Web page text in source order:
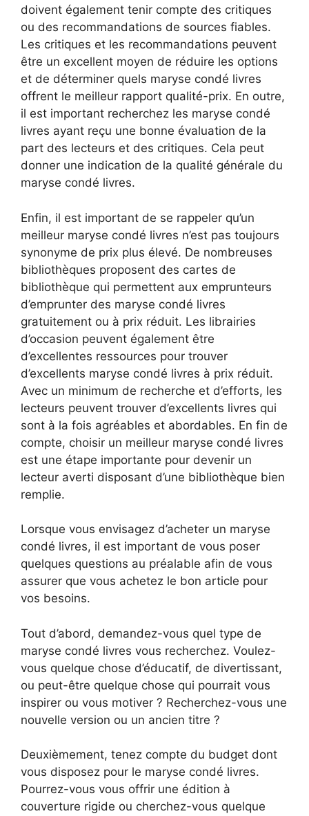
doivent également tenir compte des critiques
ou des recommandations de sources fiables.
Les critiques et les recommandations peuvent
être un excellent moyen de réduire les options
et de déterminer quels maryse condé livres
offrent le meilleur rapport qualité-prix. En outre,
il est important recherchez les maryse condé
livres ayant reçu une bonne évaluation de la
part des lecteurs et des critiques. Cela peut
donner une indication de la qualité générale du
maryse condé livres.
Enfin, il est important de se rappeler qu’un
meilleur maryse condé livres n’est pas toujours
synonyme de prix plus élevé. De nombreuses
bibliothèques proposent des cartes de
bibliothèque qui permettent aux emprunteurs
d’emprunter des maryse condé livres
gratuitement ou à prix réduit. Les librairies
d’occasion peuvent également être
d’excellentes ressources pour trouver
d’excellents maryse condé livres à prix réduit.
Avec un minimum de recherche et d’efforts, les
lecteurs peuvent trouver d’excellents livres qui
sont à la fois agréables et abordables. En fin de
compte, choisir un meilleur maryse condé livres
est une étape importante pour devenir un
lecteur averti disposant d’une bibliothèque bien
remplie.
Lorsque vous envisagez d’acheter un maryse
condé livres, il est important de vous poser
quelques questions au préalable afin de vous
assurer que vous achetez le bon article pour
vos besoins.
Tout d’abord, demandez-vous quel type de
maryse condé livres vous recherchez. Voulez-
vous quelque chose d’éducatif, de divertissant,
ou peut-être quelque chose qui pourrait vous
inspirer ou vous motiver ? Recherchez-vous une
nouvelle version ou un ancien titre ?
Deuxièmement, tenez compte du budget dont
vous disposez pour le maryse condé livres.
Pourrez-vous vous offrir une édition à
couverture rigide ou cherchez-vous quelque